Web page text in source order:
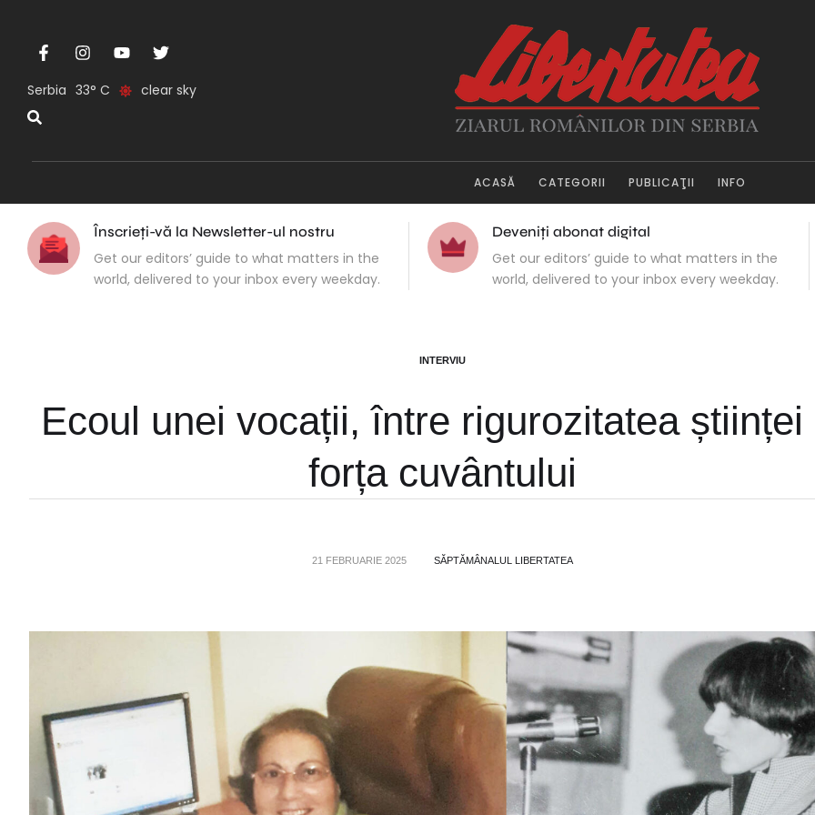
Serbia 33 clear sky
ACASĂ CATEGORII PUBLICAŢII INFO
Înscrieți-vă la Newsletter-ul nostru
Get our editors’ guide to what matters in the
world, delivered to your inbox every weekday.
Deveniți abonat digital
Get our editors’ guide to what matters in the
world, delivered to your inbox every weekday.
INTERVIU
Ecoul unei vocații, între rigurozitatea științei
forța cuvântului
21 FEBRUARIE 2025 SĂPTĂMÂNALUL LIBERTATEA